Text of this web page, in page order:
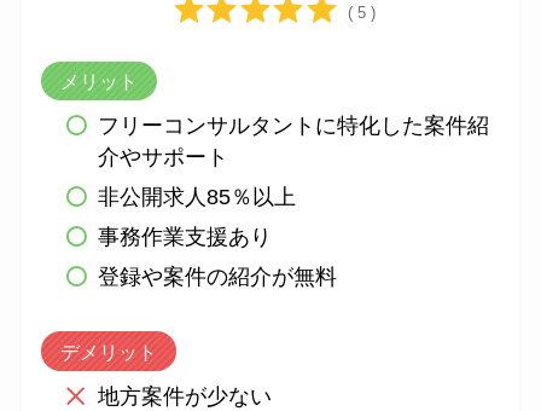
( 5 )
メリット
フリーコンサルタントに特化した案件紹
介やサポート
非公開求人85％以上
事務作業支援あり
登録や案件の紹介が無料
デメリット
地方案件が少ない